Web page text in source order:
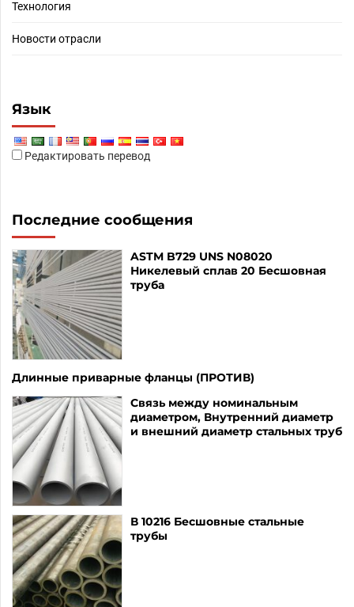
Технология
Новости отрасли
Язык
Редактировать перевод
Последние сообщения
ASTM B729 UNS N08020
Никелевый сплав 20 Бесшовная
труба
Длинные приварные фланцы (ПРОТИВ)
Связь между номинальным
диаметром, Внутренний диаметр
и внешний диаметр стальных труб
В 10216 Бесшовные стальные
трубы